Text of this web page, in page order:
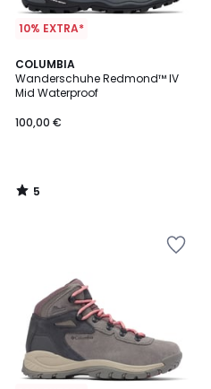
10% EXTRA*
COLUMBIA
Wanderschuhe Redmond™ IV
Mid Waterproof
100,00 €
5
/
5
5
/